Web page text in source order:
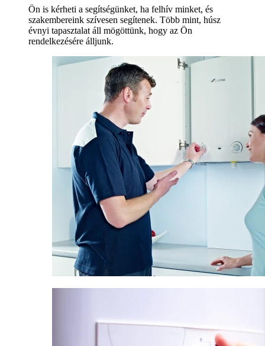
Ön is kérheti a segítségünket, ha felhív minket, és
szakembereink szívesen segítenek. Több mint, húsz
évnyi tapasztalat áll mögöttünk, hogy az Ön
rendelkezésére álljunk.